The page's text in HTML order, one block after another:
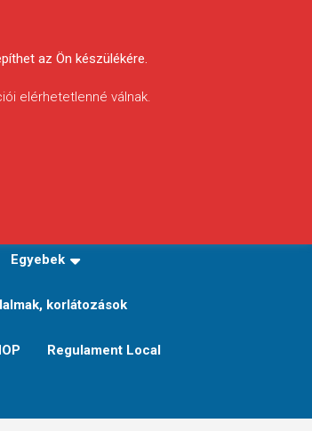
Egyebek
korlátozások
Regulament Local
az Ön készülékére.
elérhetetlenné válnak.